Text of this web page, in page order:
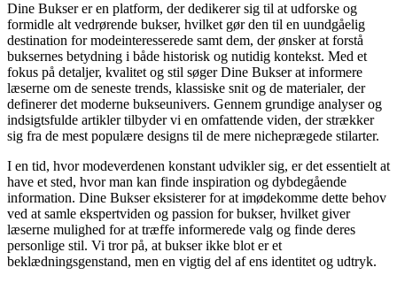
Dine Bukser er en platform, der dedikerer sig til at udforske og
formidle alt vedrørende bukser, hvilket gør den til en uundgåelig
destination for modeinteresserede samt dem, der ønsker at forstå
buksernes betydning i både historisk og nutidig kontekst. Med et
fokus på detaljer, kvalitet og stil søger Dine Bukser at informere
læserne om de seneste trends, klassiske snit og de materialer, der
definerer det moderne bukseunivers. Gennem grundige analyser og
indsigtsfulde artikler tilbyder vi en omfattende viden, der strækker
sig fra de mest populære designs til de mere nicheprægede stilarter.
I en tid, hvor modeverdenen konstant udvikler sig, er det essentielt at
have et sted, hvor man kan finde inspiration og dybdegående
information. Dine Bukser eksisterer for at imødekomme dette behov
ved at samle ekspertviden og passion for bukser, hvilket giver
læserne mulighed for at træffe informerede valg og finde deres
personlige stil. Vi tror på, at bukser ikke blot er et
beklædningsgenstand, men en vigtig del af ens identitet og udtryk.